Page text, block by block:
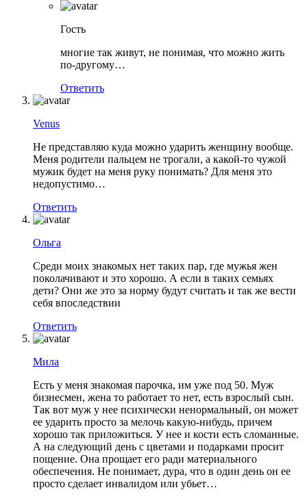
Гость
многие так живут, не понимая, что можно жить
по-другому…
Ответить
Venus
Не представляю куда можно ударить женщину вообще.
Меня родители пальцем не трогали, а какой-то чужой
мужик будет на меня руку понимать? Для меня это
недопустимо…
Ответить
Ольга
Среди моих знакомых нет таких пар, где мужья жен
поколачивают и это хорошо. А если в таких семьях
дети? Они же это за норму будут считать и так же вести
себя впоследствии
Ответить
Мила
Есть у меня знакомая парочка, им уже под 50. Муж
бизнесмен, жена то работает то нет, есть взрослый сын.
Так вот муж у нее психически ненормальный, он может
ее ударить просто за мелочь какую-нибудь, причем
хорошо так приложиться. У нее и кости есть сломанные.
А на следующий день с цветами и подарками просит
пощение. Она прощает его ради материального
обеспечения. Не понимает, дура, что в один день он ее
просто сделает инвалидом или убьет…